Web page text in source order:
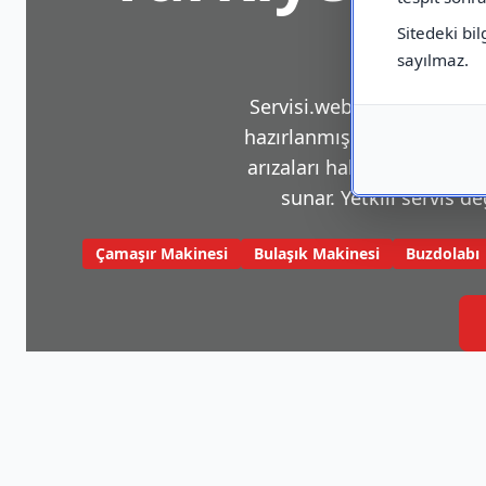
Sitedeki
sayılmaz.
Servisi.web.tr, beyaz
hazırlanmış bir
arızaları hakkında sık
sunar. Yetkili servis
Çamaşır Makinesi Bulaşık Makinesi Buzdolabı